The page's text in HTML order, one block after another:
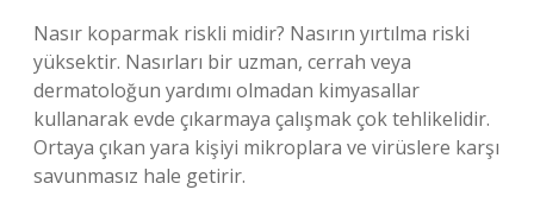
Nasır koparmak riskli midir? Nasırın yırtılma riski
yüksektir. Nasırları bir uzman, cerrah veya
dermatoloğun yardımı olmadan kimyasallar
kullanarak evde çıkarmaya çalışmak çok tehlikelidir.
Ortaya çıkan yara kişiyi mikroplara ve virüslere karşı
savunmasız hale getirir.